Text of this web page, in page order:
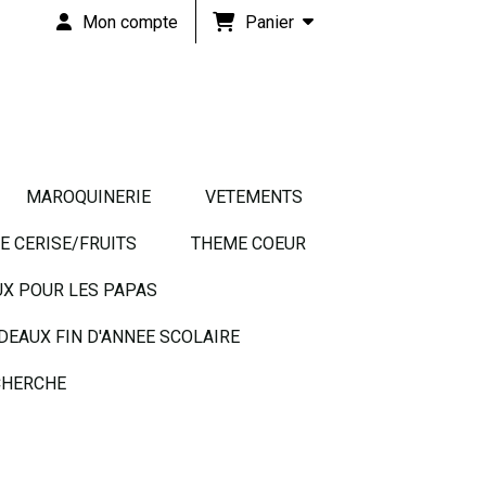
Mon compte Panier
MAROQUINERIE VETEMENTS
CERISE/FRUITS THEME COEUR
POUR LES PAPAS
FIN D'ANNEE SCOLAIRE